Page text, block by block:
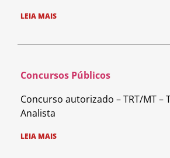
LEIA MAIS
Concursos Públicos
Concurso autorizado – TRT/MT –
Analista
LEIA MAIS